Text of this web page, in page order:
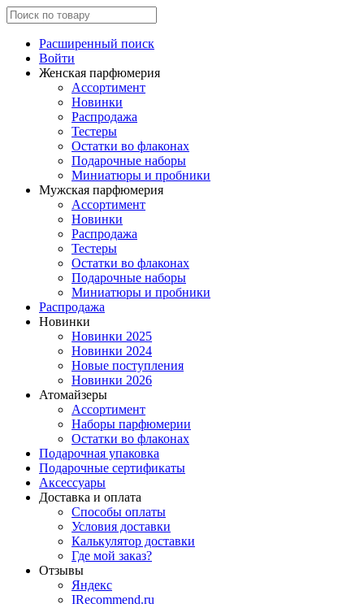
Расширенный поиск
Войти
Женская парфюмерия
Ассортимент
Новинки
Распродажа
Тестеры
Остатки во флаконах
Подарочные наборы
Миниатюры и пробники
Мужская парфюмерия
Ассортимент
Новинки
Распродажа
Тестеры
Остатки во флаконах
Подарочные наборы
Миниатюры и пробники
Распродажа
Новинки
Новинки 2025
Новинки 2024
Новые поступления
Новинки 2026
Атомайзеры
Ассортимент
Наборы парфюмерии
Остатки во флаконах
Подарочная упаковка
Подарочные сертификаты
Аксессуары
Доставка и оплата
Способы оплаты
Условия доставки
Калькулятор доставки
Где мой заказ?
Отзывы
Яндекс
IRecommend.ru